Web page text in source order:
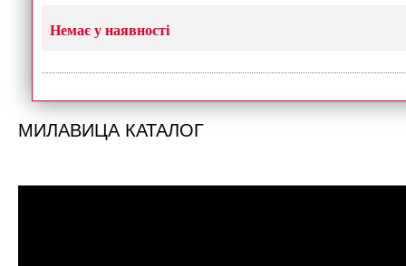
Немає у наявності
МИЛАВИЦА КАТАЛОГ